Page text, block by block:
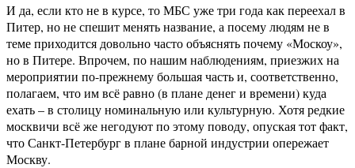
И да, если кто не в курсе, то МБС уже три года как переехал в
Питер, но не спешит менять название, а посему людям не в
теме приходится довольно часто объяснять почему «Москоу»,
но в Питере. Впрочем, по нашим наблюдениям, приезжих на
мероприятии по-прежнему большая часть и, соответственно,
полагаем, что им всё равно (в плане денег и времени) куда
ехать – в столицу номинальную или культурную. Хотя редкие
москвичи всё же негодуют по этому поводу, опуская тот факт,
что Санкт-Петербург в плане барной индустрии опережает
Москву.